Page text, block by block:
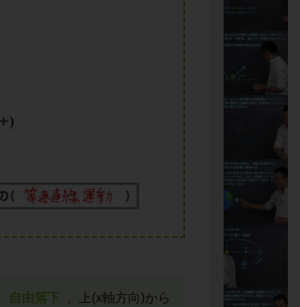
自由落下
、上(x軸方向)から